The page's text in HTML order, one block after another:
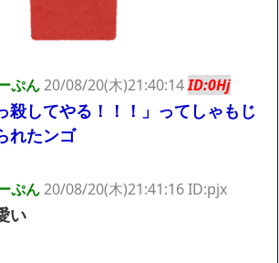
いた4万4000円のフィギュアがヤバすぎるｗ
いの？ｗｗ」「逆に超安い」
婚女性」で人から様々なことを言われてき
の教えのせいかもしれません
互RSS
ぷん20/08/20(木)21:40:14ID:0Hj
殺してやる！！！」ってしゃもじ
れたンゴ
ぷん20/08/20(木)21:41:16 ID:pjx
い